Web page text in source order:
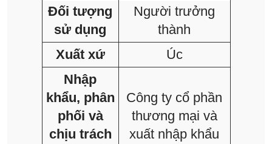
Đối tượng
sử dụng
Người trưởng
thành
Xuất xứ
Úc
Nhập
khẩu, phân
phối và
chịu trách
Công ty cổ phần
thương mại và
xuất nhập khẩu